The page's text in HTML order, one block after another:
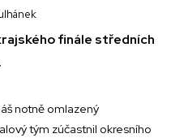
finále středních
notně omlazený
tým zúčastnil okresního